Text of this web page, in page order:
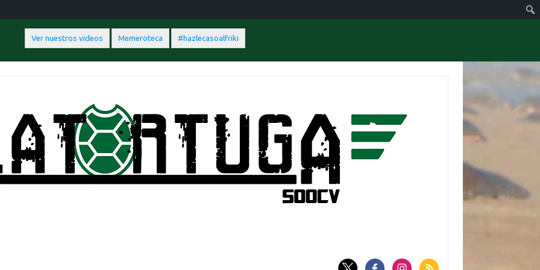
Ver nuestros videos Memeroteca #hazlecasoalfriki